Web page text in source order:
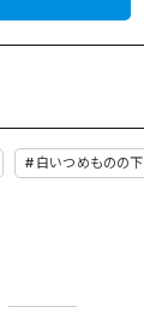
白いつめものの下